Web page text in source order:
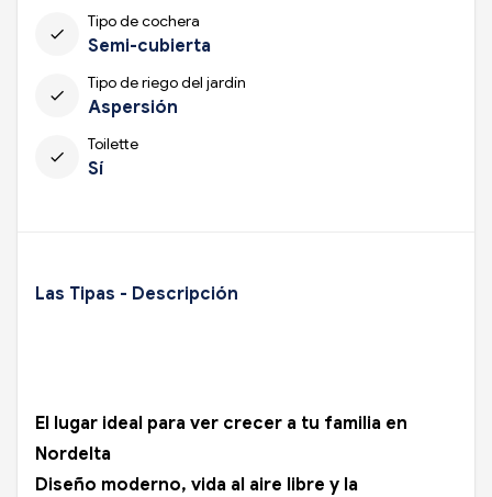
check
Tipo de cochera
Semi-cubierta
check
Tipo de riego del jardín
Aspersión
check
Toilette
Sí
Las Tipas - Descripción
El lugar ideal para ver crecer a tu familia en
Nordelta
Diseño moderno, vida al aire libre y la